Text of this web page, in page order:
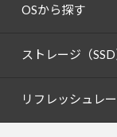
OSから探す
ストレージ（
リフレッシュレ